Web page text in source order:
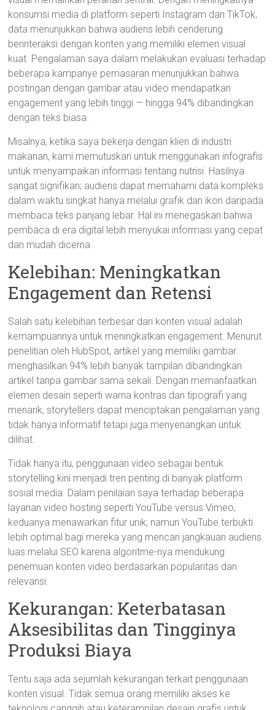
konsumsi media di platform seperti Instagram dan TikTok,
data menunjukkan bahwa audiens lebih cenderung
berinteraksi dengan konten yang memiliki elemen visual
kuat. Pengalaman saya dalam melakukan evaluasi terhadap
beberapa kampanye pemasaran menunjukkan bahwa
postingan dengan gambar atau video mendapatkan
engagement yang lebih tinggi — hingga 94% dibandingkan
dengan teks biasa.
Misalnya, ketika saya bekerja dengan klien di industri
makanan, kami memutuskan untuk menggunakan infografis
untuk menyampaikan informasi tentang nutrisi. Hasilnya
sangat signifikan; audiens dapat memahami data kompleks
dalam waktu singkat hanya melalui grafik dan ikon daripada
membaca teks panjang lebar. Hal ini menegaskan bahwa
pembaca di era digital lebih menyukai informasi yang cepat
dan mudah dicerna.
Kelebihan: Meningkatkan
Engagement dan Retensi
Salah satu kelebihan terbesar dari konten visual adalah
kemampuannya untuk meningkatkan engagement. Menurut
penelitian oleh HubSpot, artikel yang memiliki gambar
menghasilkan 94% lebih banyak tampilan dibandingkan
artikel tanpa gambar sama sekali. Dengan memanfaatkan
elemen desain seperti warna kontras dan tipografi yang
menarik, storytellers dapat menciptakan pengalaman yang
tidak hanya informatif tetapi juga menyenangkan untuk
dilihat.
Tidak hanya itu, penggunaan video sebagai bentuk
storytelling kini menjadi tren penting di banyak platform
sosial media. Dalam penilaian saya terhadap beberapa
layanan video hosting seperti YouTube versus Vimeo,
keduanya menawarkan fitur unik; namun YouTube terbukti
lebih optimal bagi mereka yang mencari jangkauan audiens
luas melalui SEO karena algoritme-nya mendukung
penemuan konten video berdasarkan popularitas dan
relevansi.
Kekurangan: Keterbatasan
Aksesibilitas dan Tingginya
Produksi Biaya
Tentu saja ada sejumlah kekurangan terkait penggunaan
konten visual. Tidak semua orang memiliki akses ke